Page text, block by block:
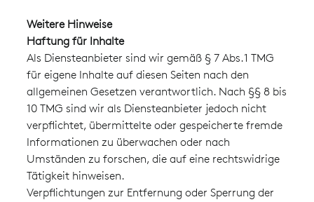
Weitere Hinweise
Haftung für Inhalte
Als Diensteanbieter sind wir gemäß § 7 Abs.1 TMG
für eigene Inhalte auf diesen Seiten nach den
allgemeinen Gesetzen verantwortlich. Nach §§ 8 bis
10 TMG sind wir als Diensteanbieter jedoch nicht
verpflichtet, übermittelte oder gespeicherte fremde
Informationen zu überwachen oder nach
Umständen zu forschen, die auf eine rechtswidrige
Tätigkeit hinweisen.
Verpflichtungen zur Entfernung oder Sperrung der